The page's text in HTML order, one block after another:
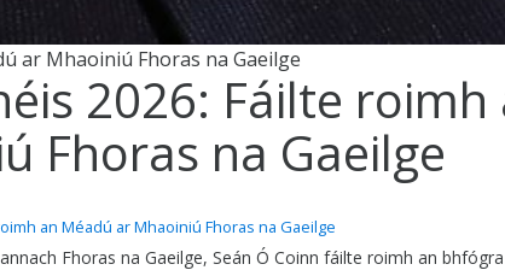
ar Mhaoiniú Fhoras na Gaeilge
2026: Fáilte
Fhoras na Gaeilge
an Méadú ar Mhaoiniú Fhoras na Gaeilge
Fhoras na Gaeilge, Seán Ó Coinn fáilte roimh an